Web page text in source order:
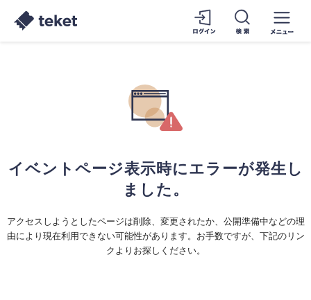
イベントページ表示時にエラーが発生し
ました。
アクセスしようとしたページは削除、変更されたか、公開準備中などの理
由により現在利用できない可能性があります。お手数ですが、下記のリン
クよりお探しください。